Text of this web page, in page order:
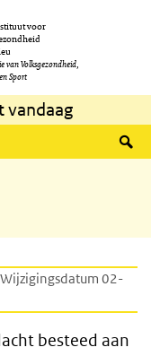
voor
van Volksgezondheid,
Sport
vandaag
Wijzigingsdatum 02-
besteed aan